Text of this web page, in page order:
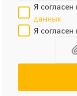
Я согласен
данных
Я